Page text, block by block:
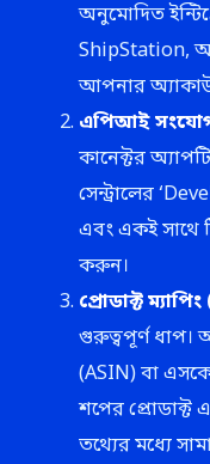
অনুমোদিত
ShipStation,
আপনার
এপিআই
কানেক্টর
সেন্ট্রালের
এবং একই সাথে
করুন।
প্রোডাক্ট
গুরুত্বপূর্ণ
(ASIN) বা
শপের প্রোডাক্ট
তথ্যের মধ্যে